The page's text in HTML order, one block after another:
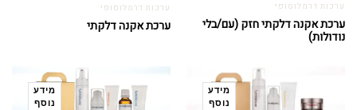
ערכות דרמלוסופי
ערכת אקנה דלקתי חזק (עם/בלי
נודולות)
ערכות דרמלוסופי
ערכת אקנה דלקתי
מידע
נוסף
מידע
נוסף